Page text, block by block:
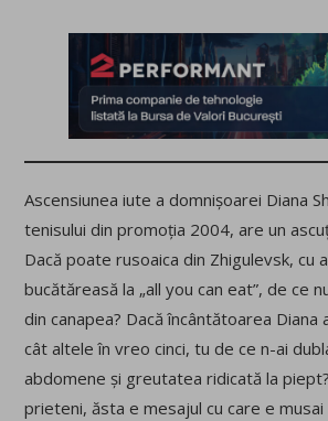
Ascensiunea iute a domnișoarei Diana
tenisului din promoția 2004, are un
Dacă poate rusoaica din Zhigulevsk, cu
bucătăreasă la „all you can eat”, de ce
din canapea? Dacă încântătoarea Diana
cât altele în vreo cinci, tu de ce n-ai
abdomene și greutatea ridicată la
prieteni, ăsta e mesajul cu care e musai